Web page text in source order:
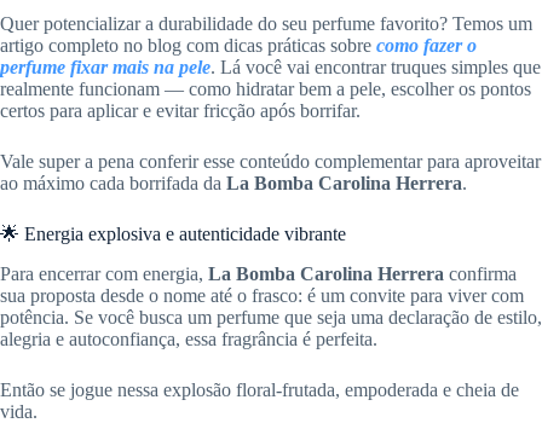
Quer potencializar a durabilidade do seu perfume favorito? Temos um
artigo completo no blog com dicas práticas sobre como fazer o
perfume fixar mais na pele. Lá você vai encontrar truques simples que
realmente funcionam — como hidratar bem a pele, escolher os pontos
certos para aplicar e evitar fricção após borrifar.
Vale super a pena conferir esse conteúdo complementar para aproveitar
ao máximo cada borrifada da La Bomba Carolina Herrera.
🌟 Energia explosiva e autenticidade vibrante
Para encerrar com energia, La Bomba Carolina Herrera confirma
sua proposta desde o nome até o frasco: é um convite para viver com
potência. Se você busca um perfume que seja uma declaração de estilo,
alegria e autoconfiança, essa fragrância é perfeita.
Então se jogue nessa explosão floral-frutada, empoderada e cheia de
vida.